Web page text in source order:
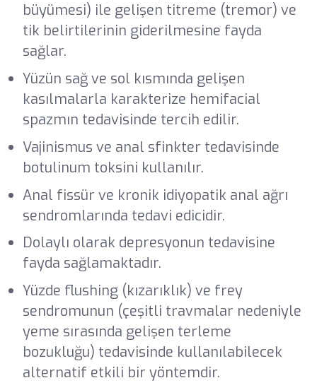
büyümesi) ile gelişen titreme (tremor) ve
tik belirtilerinin giderilmesine fayda
sağlar.
Yüzün sağ ve sol kısmında gelişen
kasılmalarla karakterize hemifacial
spazmın tedavisinde tercih edilir.
Vajinismus ve anal sfinkter tedavisinde
botulinum toksini kullanılır.
Anal fissür ve kronik idiyopatik anal ağrı
sendromlarında tedavi edicidir.
Dolaylı olarak depresyonun tedavisine
fayda sağlamaktadır.
Yüzde flushing (kızarıklık) ve frey
sendromunun (çeşitli travmalar nedeniyle
yeme sırasında gelişen terleme
bozukluğu) tedavisinde kullanılabilecek
alternatif etkili bir yöntemdir.